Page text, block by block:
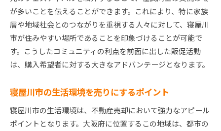
が多いことを伝えることができます。これにより、特に家族
層や地域社会とのつながりを重視する人々に対して、寝屋川
市が住みやすい場所であることを印象づけることが可能で
す。こうしたコミュニティの利点を前面に出した販促活動
は、購入希望者に対する大きなアドバンテージとなります。
寝屋川市の生活環境を売りにするポイント
寝屋川市の生活環境は、不動産売却において強力なアピール
ポイントとなります。大阪府に位置するこの地域は、都市の